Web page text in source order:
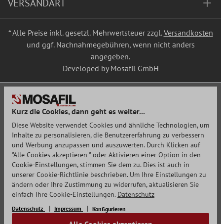
VERSANDART
* Alle Preise inkl. gesetzl. Mehrwertsteuer zzgl.Versandkosten
und ggf. Nachnahmegebühren, wenn nicht anders
angegeben.
Developed by Mosafil GmbH
Kurz die Cookies, dann geht es weiter...
Diese Website verwendet Cookies und ähnliche Technologien, um
Inhalte zu personalisieren, die Benutzererfahrung zu verbessern
und Werbung anzupassen und auszuwerten. Durch Klicken auf
"Alle Cookies akzeptieren " oder Aktivieren einer Option in den
Cookie-Einstellungen, stimmen Sie dem zu. Dies ist auch in
unserer Cookie-Richtlinie beschrieben. Um Ihre Einstellungen zu
ändern oder Ihre Zustimmung zu widerrufen, aktualisieren Sie
einfach Ihre Cookie-Einstellungen. Datenschutz
Datenschutz Impressum Konfigurieren